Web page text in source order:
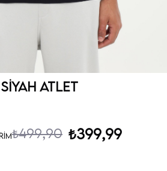
Atlet
₺499,90 ₺399,99